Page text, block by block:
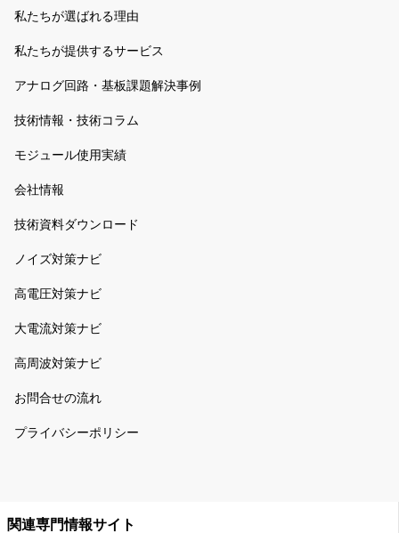
私たちが選ばれる理由
私たちが提供するサービス
アナログ回路・基板課題解決事例
技術情報・技術コラム
モジュール使用実績
会社情報
技術資料ダウンロード
ノイズ対策ナビ
高電圧対策ナビ
大電流対策ナビ
高周波対策ナビ
お問合せの流れ
プライバシーポリシー
関連専門情報サイト